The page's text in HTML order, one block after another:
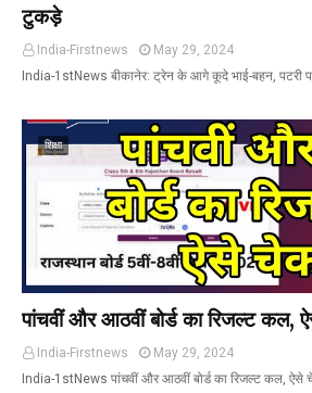
टुकड़े
India-Firstnews
May 29, 2024
India-1stNews बीकानेर: ट्रेन के आगे कूदे भाई-बहन, पटरी
शिक्षा
पांचवीं और आठवीं बोर्ड का रिजल्ट
India-Firstnews
May 29, 2024
India-1stNews पांचवीं और आठवीं बोर्ड का रिजल्ट कल, ऐसे